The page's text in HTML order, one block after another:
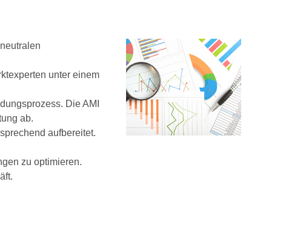
unter einem
Die AMI
ab.
aufbereitet.
zu optimieren.